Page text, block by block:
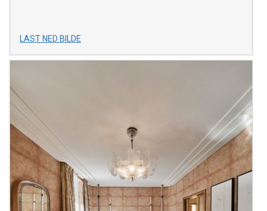
LAST NED BILDE